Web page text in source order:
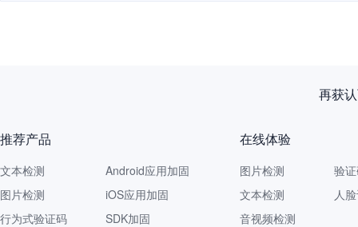
再获
推荐产品
文本检测
图片检测
行为式验证码
Android应用加固
iOS应用加固
SDK加固
在线体验
图片检测
文本检测
音视频检测
验
人